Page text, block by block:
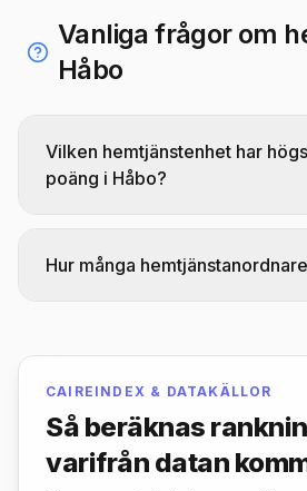
Vanliga frågor om
Håbo
Vilken hemtjänstenhet har
poäng i Håbo?
CaireIndex-rankingen för
/topplistor/metodik.
Hur många
CAIREINDEX & DATAKÄLLOR
Så beräknas
varifrån datan